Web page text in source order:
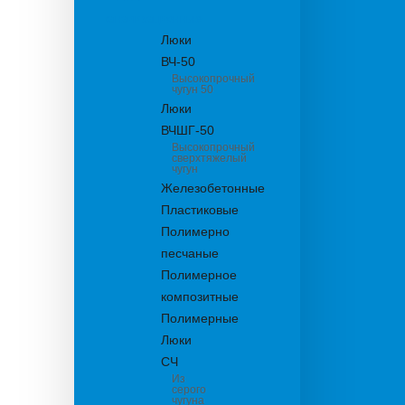
Люки
ВЧ-50
Высокопрочный
чугун 50
Люки
ВЧШГ-50
Высокопрочный
сверхтяжелый
чугун
Железобетонные
Пластиковые
Полимерно
песчаные
Полимерное
композитные
Полимерные
Люки
СЧ
Из
серого
чугуна